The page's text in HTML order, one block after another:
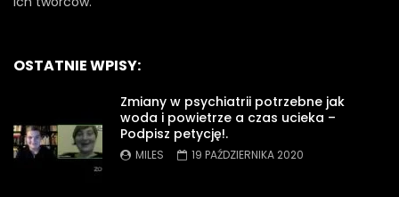
OSTATNIE WPISY:
Zmiany w psychiatrii potrzebne jak
woda i powietrze a czas ucieka –
Podpisz petycję!.
MILES 19 PAŹDZIERNIKA 2020